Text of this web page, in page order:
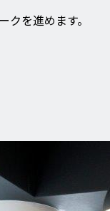
クを進めます。